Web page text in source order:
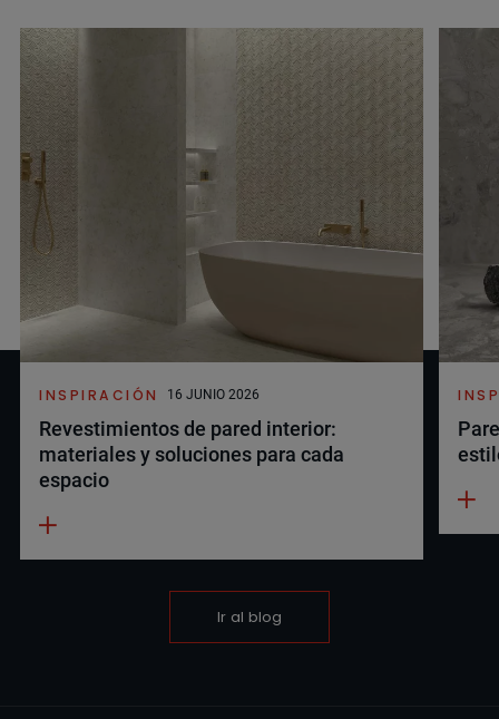
INSPIRACIÓN 16 JUNIO 2026
Revestimientos de pared interior:
materiales y soluciones para cada
espacio
Ir al blog